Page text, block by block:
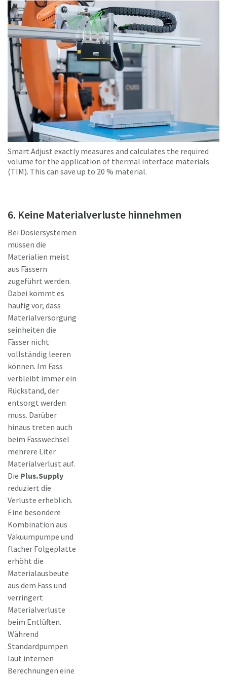
Smart.Adjust exactly measures and calculates the required
volume for the application of thermal interface materials
(TIM). This can save up to 20 % material.
6. Keine Materialverluste hinnehmen
Bei Dosiersystemen
müssen die
Materialien meist
aus Fässern
zugeführt werden.
Dabei kommt es
häufig vor, dass
Materialversorgung
seinheiten die
Fässer nicht
vollständig leeren
können. Im Fass
verbleibt immer ein
Rückstand, der
entsorgt werden
muss. Darüber
hinaus treten auch
beim Fasswechsel
mehrere Liter
Materialverlust auf.
Die Plus.Supply
reduziert die
Verluste erheblich.
Eine besondere
Kombination aus
Vakuumpumpe und
flacher Folgeplatte
erhöht die
Materialausbeute
aus dem Fass und
verringert
Materialverluste
beim Entlüften.
Während
Standardpumpen
laut internen
Berechnungen eine